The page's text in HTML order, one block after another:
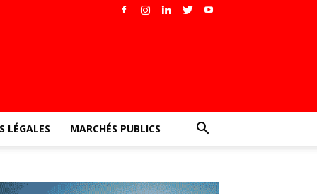
LÉGALES MARCHÉS PUBLICS